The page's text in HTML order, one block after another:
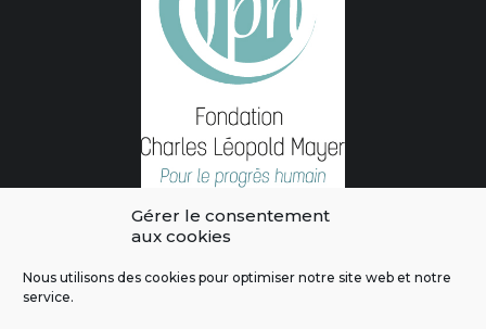
Gérer le consentement
aux cookies
Nous utilisons des cookies pour optimiser notre site web et notre
service.
L'intégralité des contenus de ce site sont publiés sous licence